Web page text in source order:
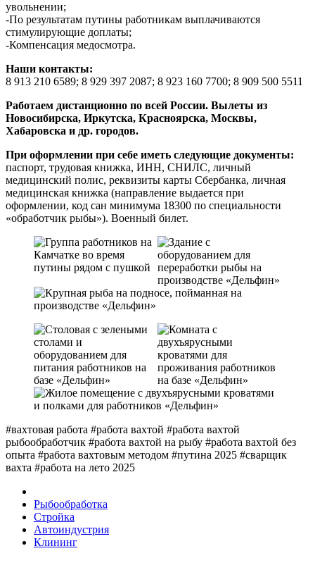
увольнении;
-По результатам путины работникам выплачиваются
стимулирующие доплаты;
-Компенсация медосмотра.
Наши контакты:
8 913 210 6589; 8 929 397 2087; 8 923 160 7700; 8 909 500 5511
Работаем дистанционно по всей России. Вылеты из
Новосибирска, Иркутска, Красноярска, Москвы,
Хабаровска и др. городов.
При оформлении при себе иметь следующие документы:
паспорт, трудовая книжка, ИНН, СНИЛС, личный
медицинский полис, реквизиты карты Сбербанка, личная
медицинская книжка (направление выдается при
оформлении, код сан минимума 18300 по специальности
«обработчик рыбы»). Военный билет.
#вахтовая работа #работа вахтой #работа вахтой
рыбообработчик #работа вахтой на рыбу #работа вахтой без
опыта #работа вахтовым методом #путина 2025 #сварщик
вахта #работа на лето 2025
Рыбообработка
Стройка
Автоиндустрия
Клининг